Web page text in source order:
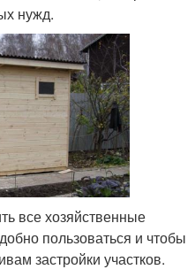
нужд.
все хозяйственные
пользоваться и чтобы
застройки участков.